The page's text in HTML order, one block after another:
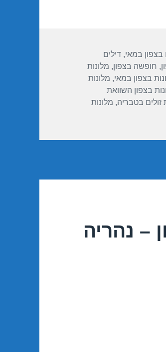
בצפון במאי,דילים
, חופשה בצפון, מלונות
בצפון במאי, מלונות
בצפון השוואת
זולים בטבריה, מלונות
– נהריה